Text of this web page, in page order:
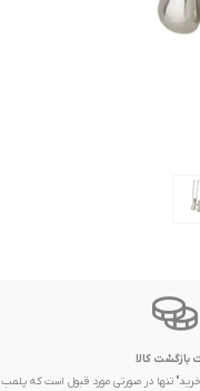
بازگشت کالا
خرید" تنها در صورتی مورد قبول است که پلمب